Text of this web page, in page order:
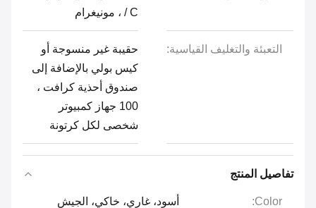
التعبئة والتغليف القياسية:
حقيبة غير منسوجة أو
كيس بولي بالإضافة إلى
صندوق أحذية كرافت ،
100 جهاز كمبيوتر
شخصى لكل كرتونة
تفاصيل المنتج
Color:
أسود، غاري، خاكي، الجيش